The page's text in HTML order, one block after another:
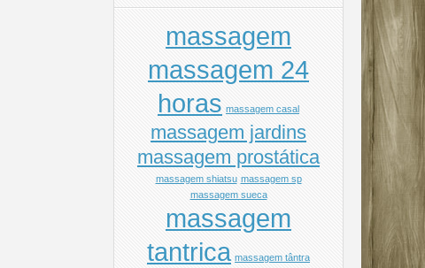
massagem
massagem 24
horas massagem casal
massagem jardins
massagem prostática
massagem shiatsu massagem sp
massagem sueca
massagem
tantrica massagem tântra